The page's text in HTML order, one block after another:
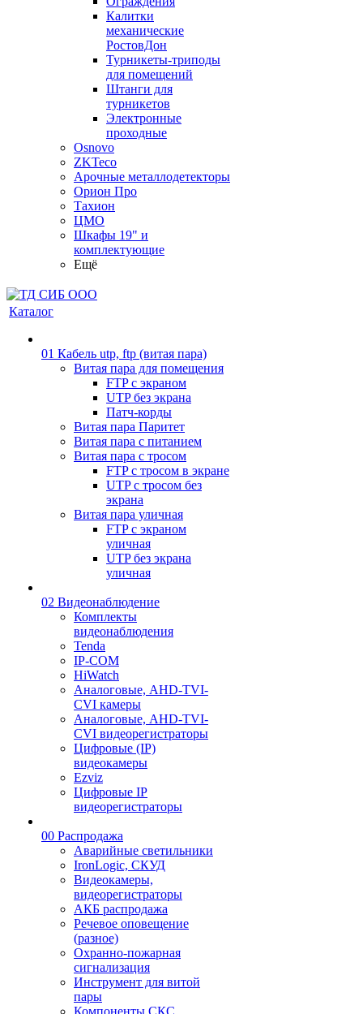
Калитки
механические
РостовДон
Турникеты-триподы
для помещений
Штанги для
турникетов
Электронные
проходные
Osnovo
ZKTeco
Арочные металлодетекторы
Орион Про
Тахион
ЦМО
Шкафы 19" и
комплектующие
Ещё
Каталог
01 Кабель utp, ftp (витая пара)
Витая пара для помещения
FTP с экраном
UTP без экрана
Патч-корды
Витая пара Паритет
Витая пара с питанием
Витая пара с тросом
FTP с тросом в экране
UTP с тросом без
экрана
Витая пара уличная
FTP с экраном
уличная
UTP без экрана
уличная
02 Видеонаблюдение
Комплекты
видеонаблюдения
Tenda
IP-COM
HiWatch
Аналоговые, AHD-TVI-
CVI камеры
Аналоговые, AHD-TVI-
CVI видеорегистраторы
Цифровые (IP)
видеокамеры
Ezviz
Цифровые IP
видеорегистраторы
00 Распродажа
Аварийные светильники
IronLogic, СКУД
Видеокамеры,
видеорегистраторы
АКБ распродажа
Речевое оповещение
(разное)
Охранно-пожарная
сигнализация
Инструмент для витой
пары
Компоненты СКС